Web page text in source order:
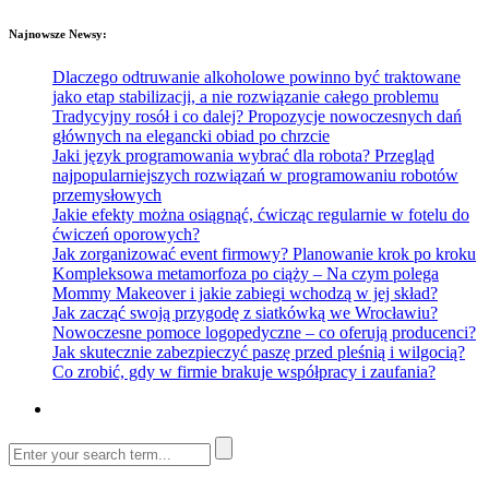
Najnowsze Newsy:
Dlaczego odtruwanie alkoholowe powinno być traktowane
jako etap stabilizacji, a nie rozwiązanie całego problemu
Tradycyjny rosół i co dalej? Propozycje nowoczesnych dań
głównych na elegancki obiad po chrzcie
Jaki język programowania wybrać dla robota? Przegląd
najpopularniejszych rozwiązań w programowaniu robotów
przemysłowych
Jakie efekty można osiągnąć, ćwicząc regularnie w fotelu do
ćwiczeń oporowych?
Jak zorganizować event firmowy? Planowanie krok po kroku
Kompleksowa metamorfoza po ciąży – Na czym polega
Mommy Makeover i jakie zabiegi wchodzą w jej skład?
Jak zacząć swoją przygodę z siatkówką we Wrocławiu?
Nowoczesne pomoce logopedyczne – co oferują producenci?
Jak skutecznie zabezpieczyć paszę przed pleśnią i wilgocią?
Co zrobić, gdy w firmie brakuje współpracy i zaufania?